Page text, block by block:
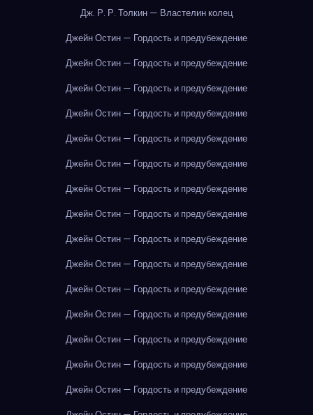
Дж. Р. Р. Толкин — Властелин колец
Джейн Остин — Гордость и предубеждение
Джейн Остин — Гордость и предубеждение
Джейн Остин — Гордость и предубеждение
Джейн Остин — Гордость и предубеждение
Джейн Остин — Гордость и предубеждение
Джейн Остин — Гордость и предубеждение
Джейн Остин — Гордость и предубеждение
Джейн Остин — Гордость и предубеждение
Джейн Остин — Гордость и предубеждение
Джейн Остин — Гордость и предубеждение
Джейн Остин — Гордость и предубеждение
Джейн Остин — Гордость и предубеждение
Джейн Остин — Гордость и предубеждение
Джейн Остин — Гордость и предубеждение
Джейн Остин — Гордость и предубеждение